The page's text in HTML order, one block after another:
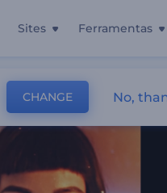
Sites Ferramentas
CHANGE No,